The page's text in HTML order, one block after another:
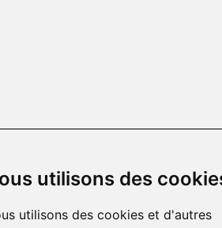
utilisons des
utilisons des cookies et d'autres